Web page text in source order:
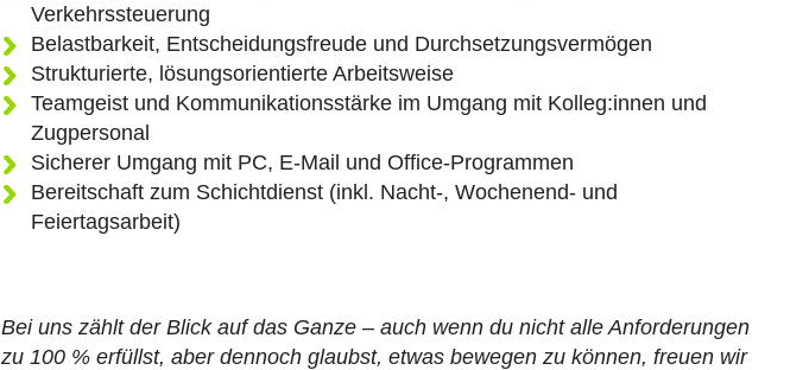
Verkehrssteuerung
Belastbarkeit, Entscheidungsfreude und Durchsetzungsvermögen
Strukturierte, lösungsorientierte Arbeitsweise
Teamgeist und Kommunikationsstärke im Umgang mit Kolleg:innen und
Zugpersonal
Sicherer Umgang mit PC, E-Mail und Office-Programmen
Bereitschaft zum Schichtdienst (inkl. Nacht-, Wochenend- und
Feiertagsarbeit)
Bei uns zählt der Blick auf das Ganze – auch wenn du nicht alle Anforderungen
zu 100 % erfüllst, aber dennoch glaubst, etwas bewegen zu können, freuen wir